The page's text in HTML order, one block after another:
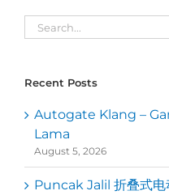
Search
for:
Recent Posts
Autogate Klang –
Lama
August 5, 2026
Puncak Jalil 折叠式电